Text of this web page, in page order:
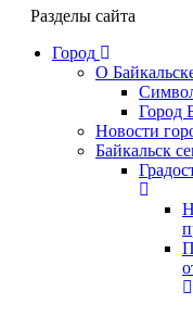
Разделы сайта
Город
О
Город
Новости
Байкальск